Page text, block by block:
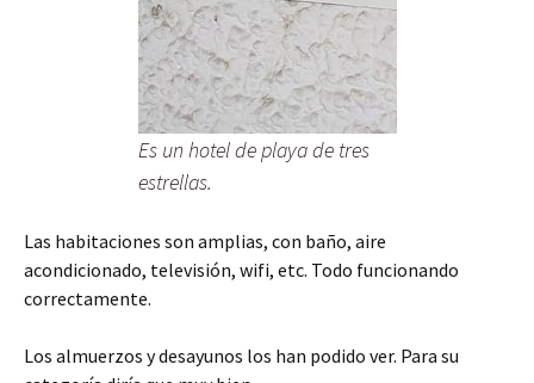
Es un hotel de playa de tres
estrellas.
Las habitaciones son amplias, con baño, aire
acondicionado, televisión, wifi, etc. Todo funcionando
correctamente.
Los almuerzos y desayunos los han podido ver. Para su